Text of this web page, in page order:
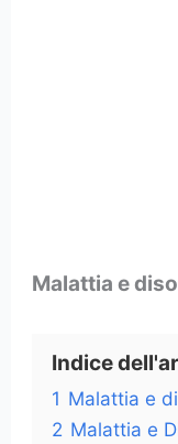
Malattia e
Indice
1 Malattia e
2 Malattia e